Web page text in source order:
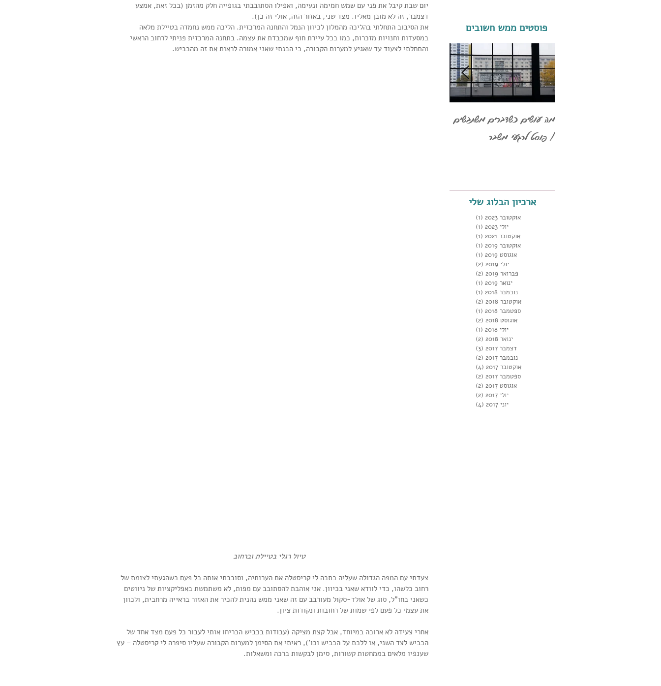
יום שבת קיבל את פני עם שמש חמימה ונעימה, ואפילו הסתובבתי בגופייה חלק מהזמן (בכל זאת, אמצע
דצמבר, זה לא מובן מאליו. מצד שני, באזור הזה, אולי זה כן).
את הסיבוב התחלתי בהליכה מהמלון לכיוון הנמל והתחנה המרכזית. הליכה ממש נחמדה בטיילת מלאה
במסעדות וחנויות מזכרות, כמו בכל עיירת חוף שמכבדת את עצמה. בתחנה המרכזית פניתי לרחוב הראשי
והתחלתי לצעוד עד שאגיע למערות הקבורה, כי הבנתי שאני אמורה לראות את זה מהכביש.
טיול רגלי בטיילת וברחוב
צעדתי עם המפה הגדולה שעליה כתבה לי קריסטלה את הערותיה, וסובבתי אותה כל פעם כשהגעתי לצומת של
רחוב כלשהו, כדי לוודא שאני בכיוון. אני אוהבת להסתובב עם מפות, לא משתמשת באפליקציות של ניווטים
כשאני בחו"ל, סוג של אולד-סקול מעורבב עם זה שאני ממש נהנית להכיר את האזור בראייה מרחבית, ולכוון
את עצמי כל פעם לפי שמות של רחובות ונקודות ציון.
אחרי צעידה לא ארוכה במיוחד, אבל קצת מציקה (עבודות בכביש הכריחו אותי לעבור כל פעם מצד אחד של
הכביש לצד השני, או ללכת על הכביש וכו'), ראיתי את הסימן למערות הקבורה שעליו סיפרה לי קריסטלה – עץ
שענפיו מלאים בממחטות קשורות, סימן לבקשות ברכה ומשאלות.
פוסטים ממש חשובים
מה עושים כשדברים משתבשים
/ פוסט לרגעי משבר
ארכיון הבלוג שלי
אוקטובר 2023 (1)
יולי 2023
(1)
אוקטובר 2021
(1)
אוקטובר 2019
(1)
אוגוסט 2019
(1)
יולי 2019
(2)
פברואר 2019
(2)
ינואר 2019
(1)
נובמבר 2018
(1)
אוקטובר 2018
(2)
ספטמבר 2018
(1)
אוגוסט 2018
(2)
יולי 2018
(1)
ינואר 2018
(2)
דצמבר 2017
(3)
נובמבר 2017
(2)
אוקטובר 2017
(4)
ספטמבר 2017
(2)
אוגוסט 2017
(2)
יולי 2017
(2)
יוני 2017
(4)